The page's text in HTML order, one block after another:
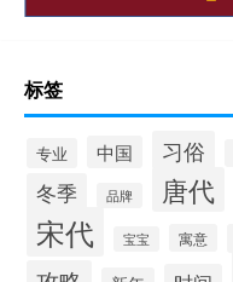
标签
专业 中国 习俗
冬季 品牌 唐代
宋代 宝宝 寓意